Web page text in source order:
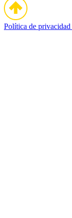
Política de privacidad